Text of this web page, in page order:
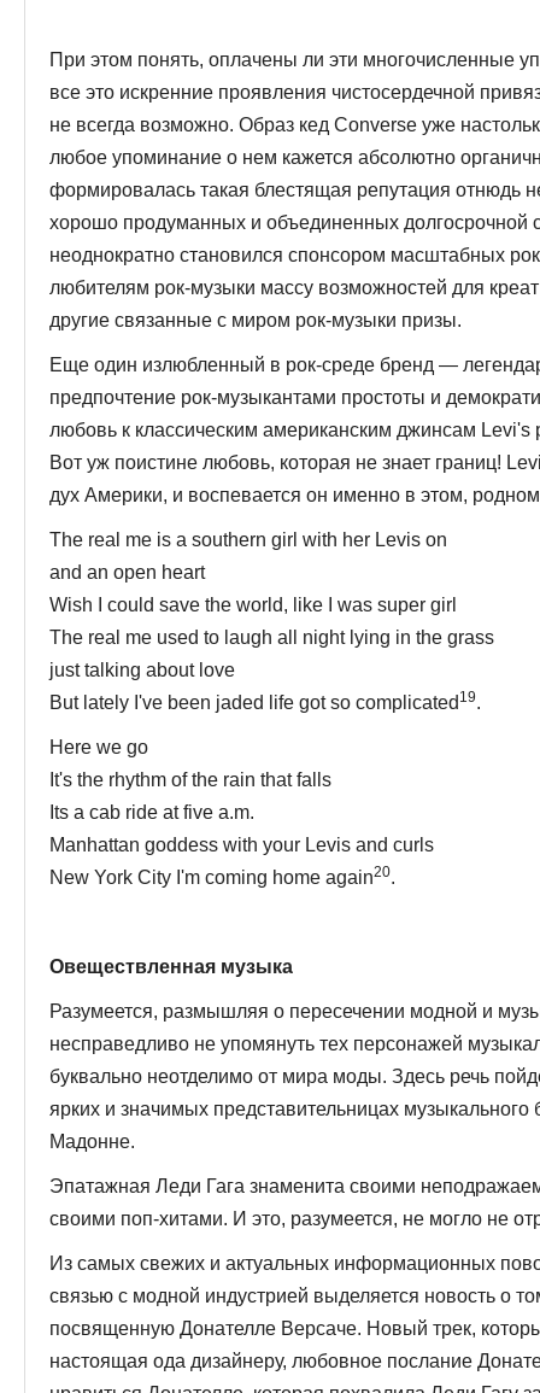
При этом понять, оплачены ли эти многочисленные
все это искренние проявления чистосердечной
не всегда возможно. Образ кед Converse уже
лю­бое упоминание о нем кажется абсолютно
формировалась такая блестящая репутация отнюдь
хорошо продуманных и объединенных долгосрочной
неоднократно ста­новился спонсором масштабных
любителям рок-музыки массу возможностей для
другие связанные с миром рок-музыки призы.
Еще один излюбленный в рок-среде бренд —
предпочтение рок-музыкантами простоты и
любовь к классическим американским джинсам
Вот уж поистине любовь, которая не знает границ!
дух Америки, и воспевается он именно в этом, родном
The real me is a southern girl with her Levis on
and an open heart
Wish I could save the world, like I was super girl
The real me used to laugh all night lying in the grass
just talking about love
But lately I've been jaded life got so complicated 19.
Here we go
It's the rhythm of the rain that falls
Its a cab ride at five a.m.
Manhattan goddess with your Levis and curls
New York City I'm coming home again20.
Овеществленная музыка
Разумеется, размышляя о пересечении модной и
несправедливо не упомянуть тех персонажей
буквально неотделимо от мира моды. Здесь речь
ярких и значи­мых представительницах
Мадонне.
Эпатажная Леди Гага знаменита своими
своими поп-хитами. И это, разумеется, не мог­ло не
Из самых свежих и актуальных информационных
связью с модной индустрией выделяется новость о
посвященную Донателле Версаче. Новый трек,
настоящая ода дизайне­ру, любовное послание